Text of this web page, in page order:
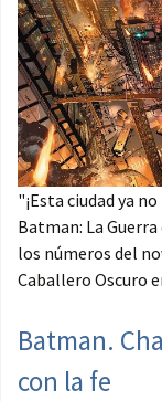
"¡Esta ciudad ya
Batman: La
los números del
Caballero Oscuro
Batman.
con la fe